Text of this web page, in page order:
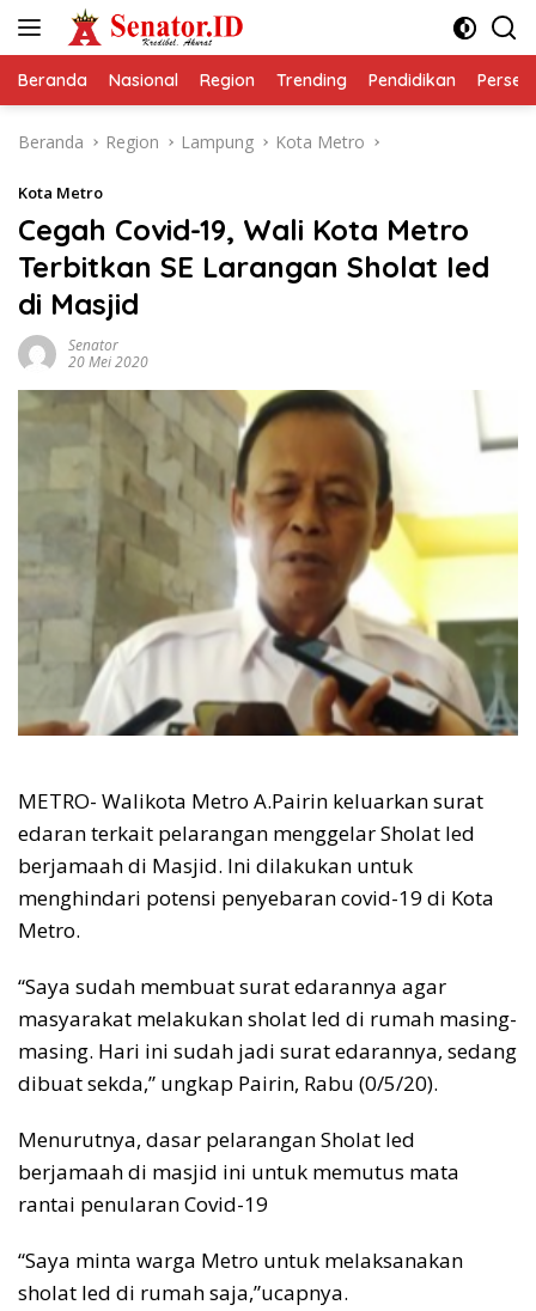
Beranda Nasional Region Trending Pendidikan
Beranda Region Lampung Kota Metro
Kota Metro
Cegah Covid-19, Wali Kota Metro
Terbitkan SE Larangan Sholat Ied
di Masjid
Senator
20 Mei 2020
METRO- Walikota Metro A.Pairin keluarkan surat
edaran terkait pelarangan menggelar Sholat Ied
berjamaah di Masjid. Ini dilakukan untuk
menghindari potensi penyebaran covid-19 di Kota
Metro.
“Saya sudah membuat surat edarannya agar
masyarakat melakukan sholat Ied di rumah masing-
masing. Hari ini sudah jadi surat edarannya, sedang
dibuat sekda,” ungkap Pairin, Rabu (0/5/20).
Menurutnya, dasar pelarangan Sholat Ied
berjamaah di masjid ini untuk memutus mata
rantai penularan Covid-19
“Saya minta warga Metro untuk melaksanakan
sholat Ied di rumah saja,”ucapnya.